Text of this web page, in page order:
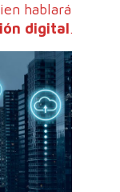
hablará
digital.